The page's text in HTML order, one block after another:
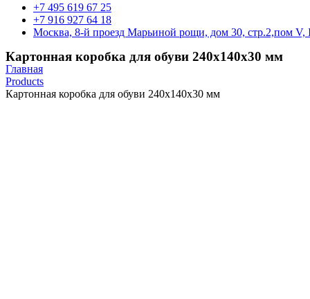
+7 495 619 67 25
+7 916 927 64 18
Москва, 8-й проезд Марьиной рощи, дом 30, стр.2,пом V,
Картонная коробка для обуви 240х140х30 мм
Главная
Products
Картонная коробка для обуви 240х140х30 мм